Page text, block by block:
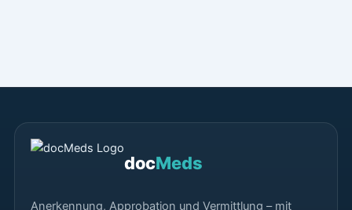
docMeds
Anerkennung, Approbation und Vermittlung – mit